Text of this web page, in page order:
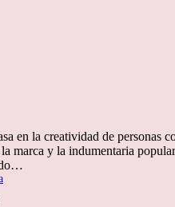
en la creatividad de personas
marca y la indumentaria